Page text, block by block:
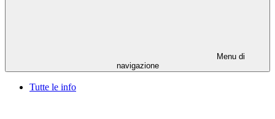
Menu di
navigazione
Tutte le info